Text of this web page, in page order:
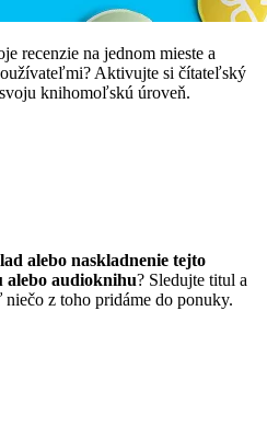
recenzie na jednom mieste a
Aktivujte si čítateľský
knihomoľskú úroveň.
alebo naskladnenie tejto
alebo audioknihu? Sledujte titul a
z toho pridáme do ponuky.